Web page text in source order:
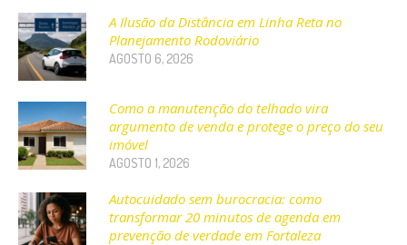
A Ilusão da Distância em Linha Reta no
Planejamento Rodoviário
AGOSTO 6, 2026
Como a manutenção do telhado vira
argumento de venda e protege o preço do seu
imóvel
AGOSTO 1, 2026
Autocuidado sem burocracia: como
transformar 20 minutos de agenda em
prevenção de verdade em Fortaleza